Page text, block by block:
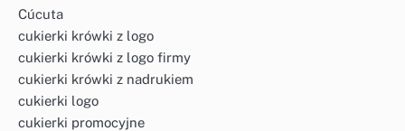
Cúcuta
cukierki krówki z logo
cukierki krówki z logo firmy
cukierki krówki z nadrukiem
cukierki logo
cukierki promocyjne